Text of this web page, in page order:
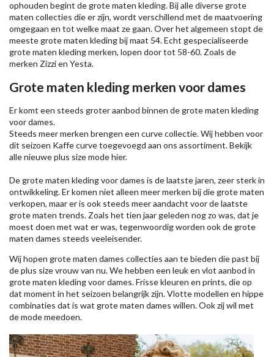
ophouden begint de grote maten kleding. Bij alle diverse grote
maten collecties die er zijn, wordt verschillend met de maatvoering
omgegaan en tot welke maat ze gaan. Over het algemeen stopt de
meeste grote maten kleding bij maat 54. Echt gespecialiseerde
grote maten kleding merken, lopen door tot 58-60. Zoals de
merken Zizzien Yesta.
Grote maten kleding merken voor dames
Er komt een steeds groter aanbod binnen de grote maten kleding
voor dames.
Steeds meer merken brengen een curve collectie. Wij hebben voor
dit seizoen Kaffecurve toegevoegd aan ons assortiment. Bekijk
alle nieuweplus size modehier.
De grote maten kleding voor dames is de laatste jaren, zeer sterk in
ontwikkeling. Er komen niet alleen meer merken bij die grote maten
verkopen, maar er is ook steeds meer aandacht voor de laatste
grote maten trends. Zoals het tien jaar geleden nog zo was, dat je
moest doen met wat er was, tegenwoordig worden ook de grote
maten dames steeds veeleisender.
Wij hopen grote maten dames collecties aan te bieden die past bij
de plus size vrouw van nu. We hebben een leuk en vlot aanbod in
grote maten kleding voor dames. Frisse kleuren en prints, die op
dat moment in het seizoen belangrijk zijn. Vlotte modellen en hippe
combinaties dat is wat grote maten dames willen. Ook zij wil met
de mode meedoen.